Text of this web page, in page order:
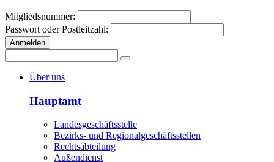
Mitgliedsnummer:
Passwort oder Postleitzahl:
Anmelden
Über uns
Hauptamt
Landesgeschäftsstelle
Bezirks- und Regionalgeschäftsstellen
Rechtsabteilung
Außendienst